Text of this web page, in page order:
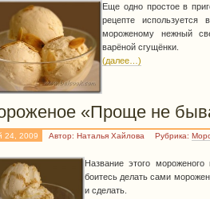
Еще одно простое в
рецепте используется
мороженому нежный
варёной сгущёнки.
(далее…)
«Проще не
24, 2009 Автор: Наталья Хайлова Рубрика:
Название этого
боитесь делать сами
и сделать.